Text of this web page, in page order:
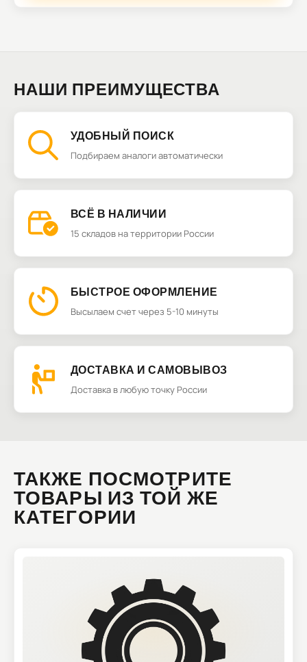
НАШИ ПРЕИМУЩЕСТВА
УДОБНЫЙ ПОИСК
Подбираем аналоги автоматически
ВСЁ В НАЛИЧИИ
15 складов на территории России
БЫСТРОЕ ОФОРМЛЕНИЕ
Высылаем счет через 5-10 минуты
ДОСТАВКА И САМОВЫВОЗ
Доставка в любую точку России
ТАКЖЕ ПОСМОТРИТЕ
ТОВАРЫ ИЗ ТОЙ ЖЕ
КАТЕГОРИИ